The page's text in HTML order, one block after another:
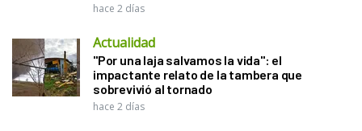
hace 2 días
Actualidad
"Por una laja salvamos la vida": el
impactante relato de la tambera que
sobrevivió al tornado
hace 2 días